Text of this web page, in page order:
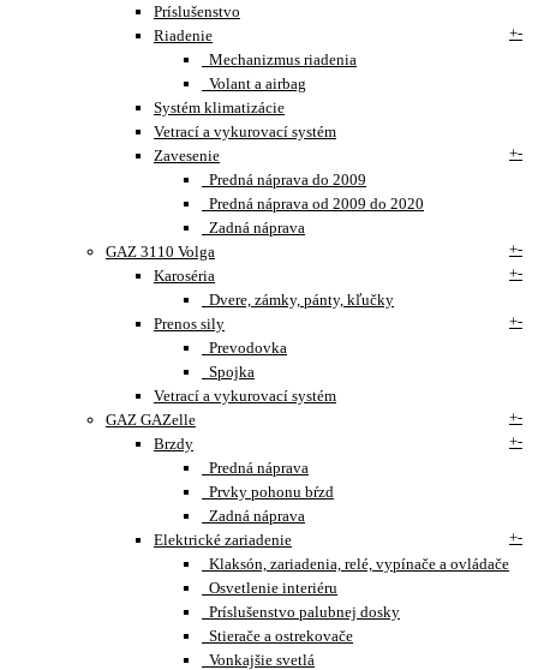
Príslušenstvo
Riadenie
+-
Mechanizmus riadenia
Volant a airbag
Systém klimatizácie
Vetrací a vykurovací systém
Zavesenie
+-
Predná náprava do 2009
Predná náprava od 2009 do 2020
Zadná náprava
GAZ 3110 Volga
+-
Karoséria
+-
Dvere, zámky, pánty, kľučky
Prenos sily
+-
Prevodovka
Spojka
Vetrací a vykurovací systém
GAZ GAZelle
+-
Brzdy
+-
Predná náprava
Prvky pohonu bŕzd
Zadná náprava
Elektrické zariadenie
+-
Klaksón, zariadenia, relé, vypínače a ovládače
Osvetlenie interiéru
Príslušenstvo palubnej dosky
Stierače a ostrekovače
Vonkajšie svetlá